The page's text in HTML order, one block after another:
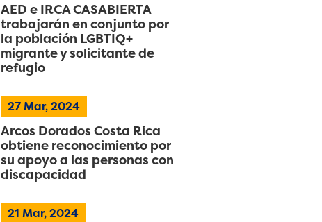
AED e IRCA CASABIERTA
trabajarán en conjunto por
la población LGBTIQ+
migrante y solicitante de
refugio
27Mar, 2024
Arcos Dorados Costa Rica
obtiene reconocimiento por
su apoyo a las personas con
discapacidad
21 Mar, 2024